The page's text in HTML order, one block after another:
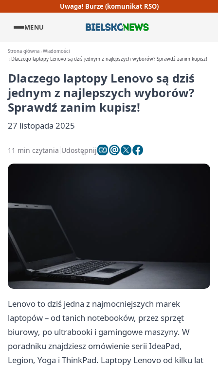
Uwaga! Burze (komunikat RSO)
MENU
Strona główna Wiadomości
Dlaczego laptopy Lenovo są dziś jednym z najlepszych wyborów? Sprawdź zanim kupisz!
Dlaczego laptopy Lenovo są dziś
jednym z najlepszych wyborów?
Sprawdź zanim kupisz!
27 listopada 2025
11 min czytania Udostępnij
Lenovo to dziś jedna z najmocniejszych marek
laptopów – od tanich notebooków, przez sprzęt
biurowy, po ultrabooki i gamingowe maszyny. W
poradniku znajdziesz omówienie serii IdeaPad,
Legion, Yoga i ThinkPad. Laptopy Lenovo od kilku lat